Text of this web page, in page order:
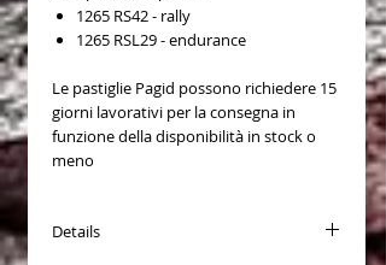
1265 RS42 - rally
1265 RSL29 - endurance
Le pastiglie Pagid possono richiedere 15
giorni lavorativi per la consegna in
funzione della disponibilità in stock o
meno
Details